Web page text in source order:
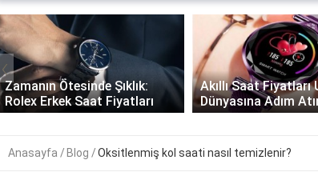
Zamanın Ötesinde Şıklık:
Rolex Erkek Saat Fiyatları
Akıllı Saat Fiyatları
Dünyasına Adım
‹
Anasayfa Blog Oksitlenmiş kol saati nasıl temizlenir?